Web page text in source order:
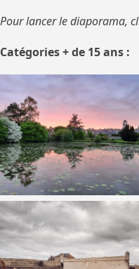
Pour lancer le diaporama,
Catégories + de 15 ans :